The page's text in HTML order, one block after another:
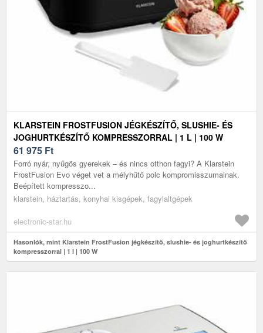
KLARSTEIN FROSTFUSION JÉGKÉSZÍTŐ, SLUSHIE- ÉS
JOGHURTKÉSZÍTŐ KOMPRESSZORRAL | 1 L | 100 W
61 975 Ft
Forró nyár, nyűgös gyerekek – és nincs otthon fagyi? A Klarstein
FrostFusion Evo véget vet a mélyhűtő polc kompromisszumainak.
Beépített kompresszo...
klarstein, háztartás, konyhai kisgépek, fagylaltgépek
electronic-star.hu
Hasonlók, mint Klarstein FrostFusion jégkészítő, slushie- és joghurtkészítő
kompresszorral | 1 l | 100 W